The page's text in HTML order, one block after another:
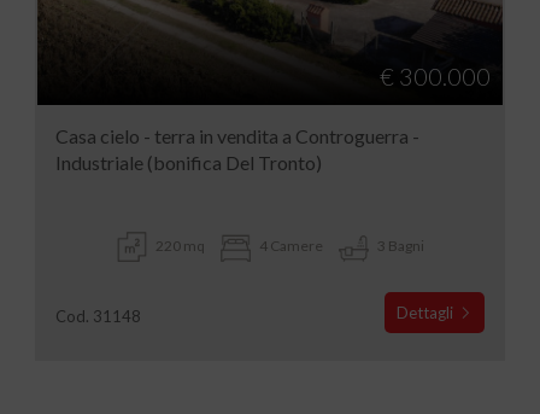
€ 300.000
Casa cielo - terra in vendita a Controguerra -
Industriale (bonifica Del Tronto)
220 mq 4 Camere 3 Bagni
Cod. 31148 Dettagli